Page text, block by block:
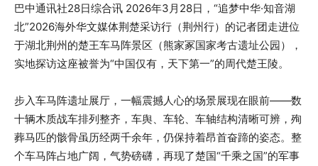
巴中通讯社28日综合讯 2026年3月28日，“追梦中华·知音湖
北”2026海外华文媒体荆楚采访行（荆州行）的记者团走进位
于湖北荆州的楚王车马阵景区（熊家冢国家考古遗址公园），
实地探访这座被誉为“中国仅有，天下第一”的周代楚王陵。
步入车马阵遗址展厅，一幅震撼人心的场景展现在眼前——数
十辆木质战车排列整齐，车舆、车轮、车轴结构清晰可辨，殉
葬马匹的骸骨虽历经两千余年，仍保持着昂首奋蹄的姿态。整
个车马阵占地广阔，气势磅礴，再现了楚国“千乘之国”的军事